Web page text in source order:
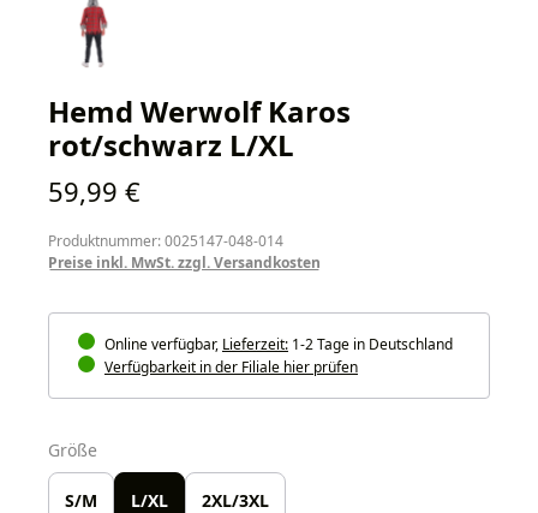
Hemd Werwolf Karos
rot/schwarz L/XL
Regulärer Preis:
59,99 €
Produktnummer: 0025147-048-014
Preise inkl. MwSt. zzgl. Versandkosten
Online verfügbar, Lieferzeit: 1-2 Tage in Deutschland
Verfügbarkeit in der Filiale hier prüfen
Größe
S/M L/XL 2XL/3XL